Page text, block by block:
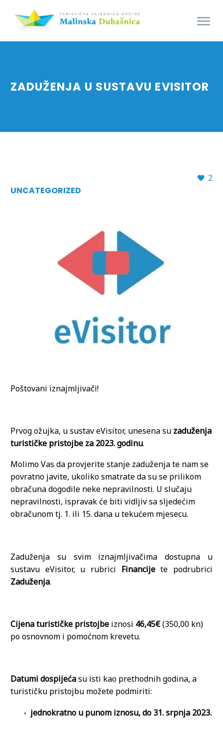
ZADUŽENJA U SUSTAVU EVISITOR
2
UNCATEGORIZED
Poštovani iznajmljivači!
Prvog ožujka, u sustav eVisitor, unesena su zaduženja
turističke pristojbe za 2023. godinu.
Molimo Vas da provjerite stanje zaduženja te nam se
povratno javite, ukoliko smatrate da su se prilikom
obračuna dogodile neke nepravilnosti. U slučaju
nepravilnosti, ispravak će biti vidljiv sa sljedećim
obračunom tj. 1. ili 15. dana u tekućem mjesecu.
Zaduženja su svim iznajmljivačima dostupna u
sustavu eVisitor, u rubrici Financijete podrubrici
Zaduženja.
Cijena turističke pristojbe iznosi 46,45€(350,00 kn)
po osnovnom i pomoćnom krevetu.
Datumi dospijećasu isti kao prethodnih godina, a
turističku pristojbu možete podmiriti:
jednokratno u punom iznosu, do 31. srpnja 2023.